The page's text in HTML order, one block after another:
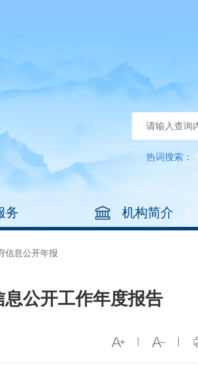
热词搜索：
务 机构简介
信息公开年报
息公开工作年度报告